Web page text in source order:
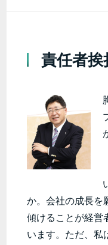
責任者挨
か。会社の成長を
傾けることが経営
います。ただ、私